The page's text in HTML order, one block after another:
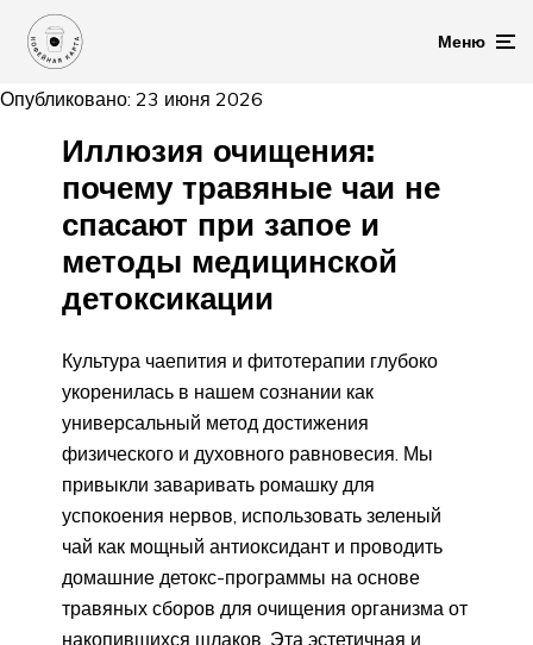
Меню
Опубликовано: 23 июня 2026
Иллюзия очищения:
почему травяные чаи не
спасают при запое и
методы медицинской
детоксикации
Культура чаепития и фитотерапии глубоко
укоренилась в нашем сознании как
универсальный метод достижения
физического и духовного равновесия. Мы
привыкли заваривать ромашку для
успокоения нервов, использовать зеленый
чай как мощный антиоксидант и проводить
домашние детокс-программы на основе
травяных сборов для очищения организма от
накопившихся шлаков. Эта эстетичная и